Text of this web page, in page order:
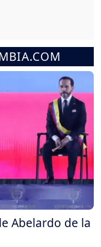
Abelardo de la